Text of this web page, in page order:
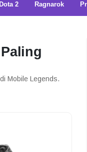
Dota 2 Ragnarok
Mobile Legends.